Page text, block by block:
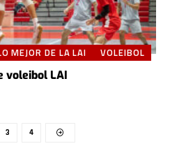
MEJOR DE LA LAI VOLEIBOL
voleibol LAI
3 4